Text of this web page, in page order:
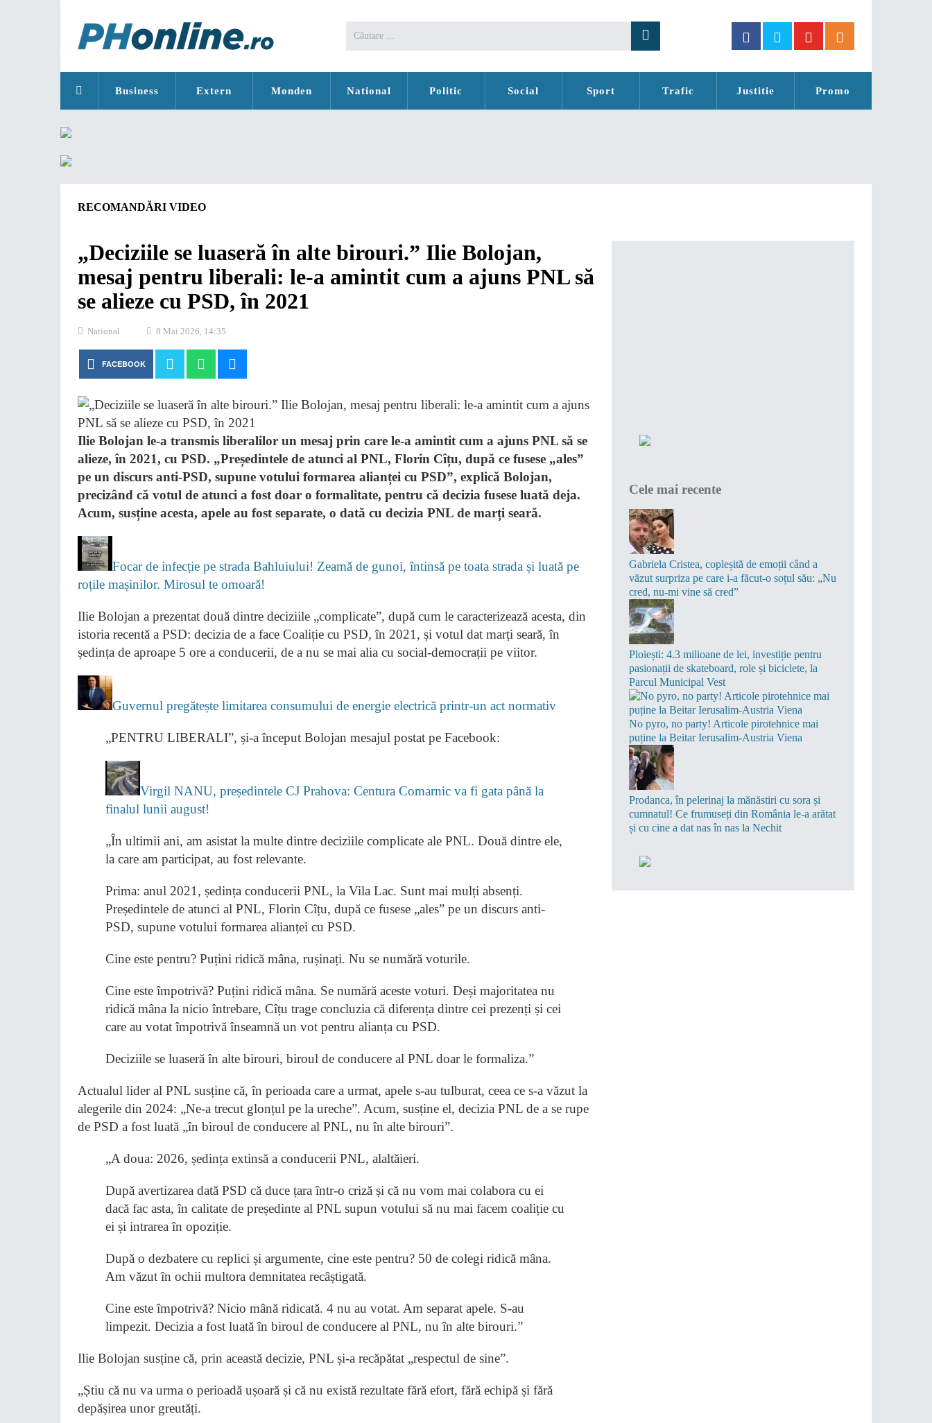
Business Extern Monden National Politic Social Sport Trafic Justitie Promo
RECOMANDĂRI VIDEO
„Deciziile se luaseră în alte birouri.” Ilie Bolojan,
mesaj pentru liberali: le-a amintit cum a ajuns PNL să
se alieze cu PSD, în 2021
National 8 Mai 2026, 14:35
FACEBOOK
Ilie Bolojan le-a transmis liberalilor un mesaj prin care le-a amintit cum a ajuns PNL să se
alieze, în 2021, cu PSD. „Președintele de atunci al PNL, Florin Cîțu, după ce fusese „ales”
pe un discurs anti-PSD, supune votului formarea alianței cu PSD”, explică Bolojan,
precizând că votul de atunci a fost doar o formalitate, pentru că decizia fusese luată deja.
Acum, susține acesta, apele au fost separate, o dată cu decizia PNL de marți seară.
Focar de infecție pe strada Bahluiului! Zeamă de gunoi, întinsă pe toata strada și luată pe
roțile mașinilor. Mirosul te omoară!
Ilie Bolojan a prezentat două dintre deciziile „complicate”, după cum le caracterizează acesta, din
istoria recentă a PSD: decizia de a face Coaliție cu PSD, în 2021, și votul dat marți seară, în
ședința de aproape 5 ore a conducerii, de a nu se mai alia cu social-democrații pe viitor.
Guvernul pregătește limitarea consumului de energie electrică printr-un act normativ
„PENTRU LIBERALI”, și-a început Bolojan mesajul postat pe Facebook:
Virgil NANU, președintele CJ Prahova: Centura Comarnic va fi gata până la
finalul lunii august!
„În ultimii ani, am asistat la multe dintre deciziile complicate ale PNL. Două dintre ele,
la care am participat, au fost relevante.
Prima: anul 2021, ședința conducerii PNL, la Vila Lac. Sunt mai mulți absenți.
Președintele de atunci al PNL, Florin Cîțu, după ce fusese „ales” pe un discurs anti-
PSD, supune votului formarea alianței cu PSD.
Cine este pentru? Puțini ridică mâna, rușinați. Nu se numără voturile.
Cine este împotrivă? Puțini ridică mâna. Se numără aceste voturi. Deși majoritatea nu
ridică mâna la nicio întrebare, Cîțu trage concluzia că diferența dintre cei prezenți și cei
care au votat împotrivă înseamnă un vot pentru alianța cu PSD.
Deciziile se luaseră în alte birouri, biroul de conducere al PNL doar le formaliza.”
Actualul lider al PNL susține că, în perioada care a urmat, apele s-au tulburat, ceea ce s-a văzut la
alegerile din 2024: „Ne-a trecut glonțul pe la ureche”. Acum, susține el, decizia PNL de a se rupe
de PSD a fost luată „în biroul de conducere al PNL, nu în alte birouri”.
„A doua: 2026, ședința extinsă a conducerii PNL, alaltăieri.
După avertizarea dată PSD că duce țara într-o criză și că nu vom mai colabora cu ei
dacă fac asta, în calitate de președinte al PNL supun votului să nu mai facem coaliție cu
ei și intrarea în opoziție.
După o dezbatere cu replici și argumente, cine este pentru? 50 de colegi ridică mâna.
Am văzut în ochii multora demnitatea recâștigată.
Cine este împotrivă? Nicio mână ridicată. 4 nu au votat. Am separat apele. S-au
limpezit. Decizia a fost luată în biroul de conducere al PNL, nu în alte birouri.”
Ilie Bolojan susține că, prin această decizie, PNL și-a recăpătat „respectul de sine”.
„Știu că nu va urma o perioadă ușoară și că nu există rezultate fără efort, fără echipă și fără
depășirea unor greutăți.
Cele mai recente
Gabriela Cristea, copleșită de emoții când a
văzut surpriza pe care i-a făcut-o soțul său: „Nu
cred, nu-mi vine să cred”
Ploiești: 4.3 milioane de lei, investiție pentru
pasionații de skateboard, role și biciclete, la
Parcul Municipal Vest
No pyro, no party! Articole pirotehnice mai
puține la Beitar Ierusalim-Austria Viena
Prodanca, în pelerinaj la mănăstiri cu sora și
cumnatul! Ce frumuseți din România le-a arătat
și cu cine a dat nas în nas la Nechit